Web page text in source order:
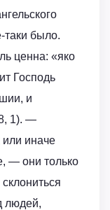
таки было.
ценна: «яко
Господь
и
1). —
иначе
— они только
людей,